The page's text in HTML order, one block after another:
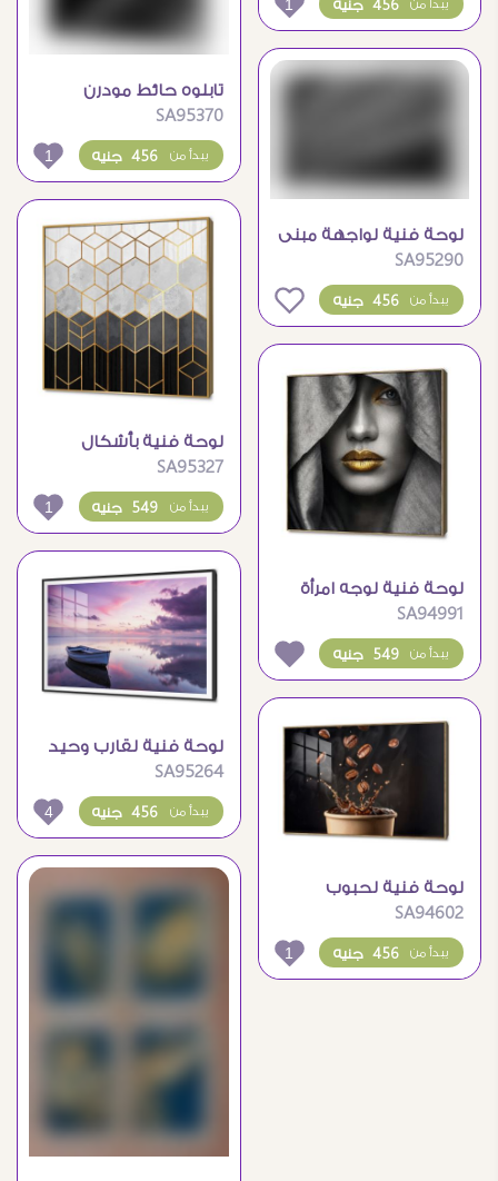
تابلوه حائط مودرن
بتصميم سلم حلزوني
معماري
SA95370
456 جنيه يبدأ من 1
456 جنيه يبدأ من 1
لوحة فنية بأشكال
هندسية وخطوط ذهبية
SA95327
549 جنيه يبدأ من 1
لوحة فنية لواجهة مبنى
كلاسيكي أبيض وأسود
SA95290
456 جنيه يبدأ من
لوحة فنية لقارب وحيد
وسط بحيرة هادئة
SA95264
456 جنيه يبدأ من 4
لوحة فنية لوجه امرأة
غامضة بشفاه ذهبية
SA94991
549 جنيه يبدأ من
لوحة فنية لحبوب
القهوة المتناثرة بفنجان
القهوة
SA94602
456 جنيه يبدأ من 1